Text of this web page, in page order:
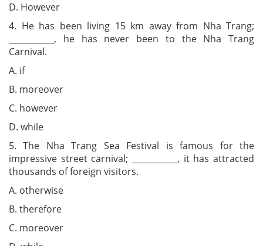
D. However
4. He has been living 15 km away from Nha Trang;
___________, he has never been to the Nha Trang
Carnival.
A. if
B. moreover
C. however
D. while
5. The Nha Trang Sea Festival is famous for the
impressive street carnival; ___________, it has attracted
thousands of foreign visitors.
A. otherwise
B. therefore
C. moreover